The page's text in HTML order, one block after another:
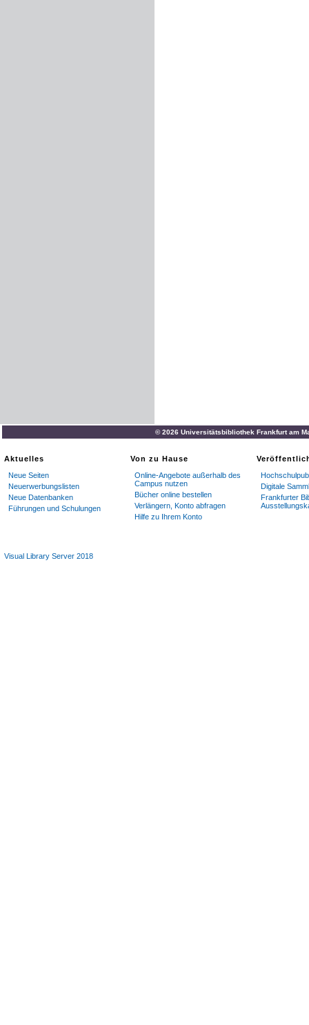
© 2026 Universitätsbibliothek Frankfurt am
Aktuelles
Neue Seiten
Neuerwerbungslisten
Neue Datenbanken
Führungen und Schulungen
Von zu Hause
Online-Angebote außerhalb des
Campus nutzen
Bücher online bestellen
Verlängern, Konto abfragen
Hilfe zu Ihrem Konto
Digitale
Frankfurter
Visual Library Server 2018